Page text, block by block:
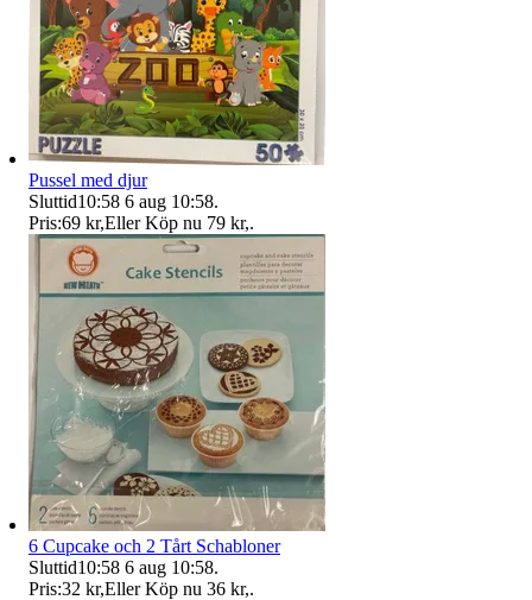
Pussel med djur
Sluttid10:58 6 aug 10:58.
Pris:69 kr,Eller Köp nu 79 kr,.
6 Cupcake och 2 Tårt Schabloner
Sluttid10:58 6 aug 10:58.
Pris:32 kr,Eller Köp nu 36 kr,.